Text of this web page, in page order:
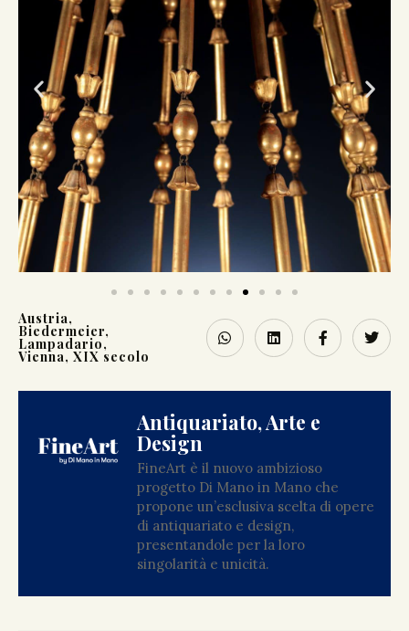
Austria,
Biedermeier,
Lampadario,
Vienna, XIX secolo
Antiquariato, Arte e
Design
FineArt è il nuovo ambizioso
progetto Di Mano in Mano che
propone un’esclusiva scelta di opere
di antiquariato e design,
presentandole per la loro
singolarità e unicità.